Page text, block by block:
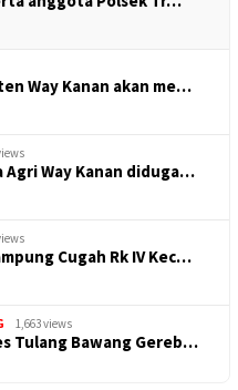
Way Kanan akan me…
Agri Way Kanan diduga…
Cugah Rk IV Kec…
1,663 views
Tulang Bawang Gereb…